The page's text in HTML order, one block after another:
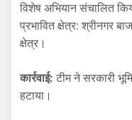
विशेष अभियान संचालित
​प्रभावित क्षेत्र: श्रीनगर
क्षेत्र।
​कार्रवाई: टीम ने सरकारी
हटाया।